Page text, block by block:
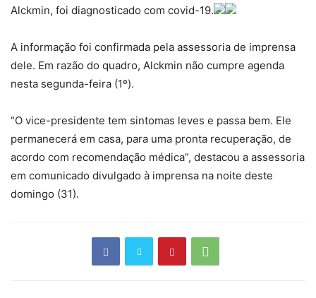
Alckmin, foi diagnosticado com covid-19.
A informação foi confirmada pela assessoria de imprensa
dele. Em razão do quadro, Alckmin não cumpre agenda
nesta segunda-feira (1º).
“O vice-presidente tem sintomas leves e passa bem. Ele
permanecerá em casa, para uma pronta recuperação, de
acordo com recomendação médica”, destacou a assessoria
em comunicado divulgado à imprensa na noite deste
domingo (31).